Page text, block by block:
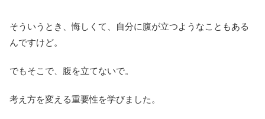
そういうとき、悔しくて、自分に腹が立つようなこともある
んですけど。
でもそこで、腹を立てないで。
考え方を変える重要性を学びました。